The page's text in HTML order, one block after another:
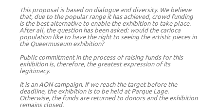
This proposal is based on dialogue and diversity. We believe
that, due to the popular range it has achieved, crowd funding
is the best alternative to enable the exhibition to take place.
After all, the question has been asked: would the carioca
population like to have the right to seeing the artistic pieces in
the Queermuseum exhibition?
Public commitment in the process of raising funds for this
exhibition is, therefore, the greatest expression of its
legitimacy.
It is an AON campaign. If we reach the target before the
deadline, the exhibition is to be held at Parque Lage.
Otherwise, the funds are returned to donors and the exhibition
remains closed.